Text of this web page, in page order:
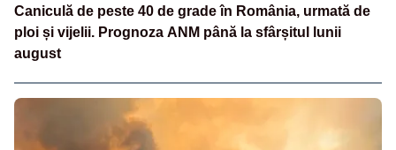
Caniculă de peste 40 de grade în România, urmată de
ploi și vijelii. Prognoza ANM până la sfârșitul lunii
august